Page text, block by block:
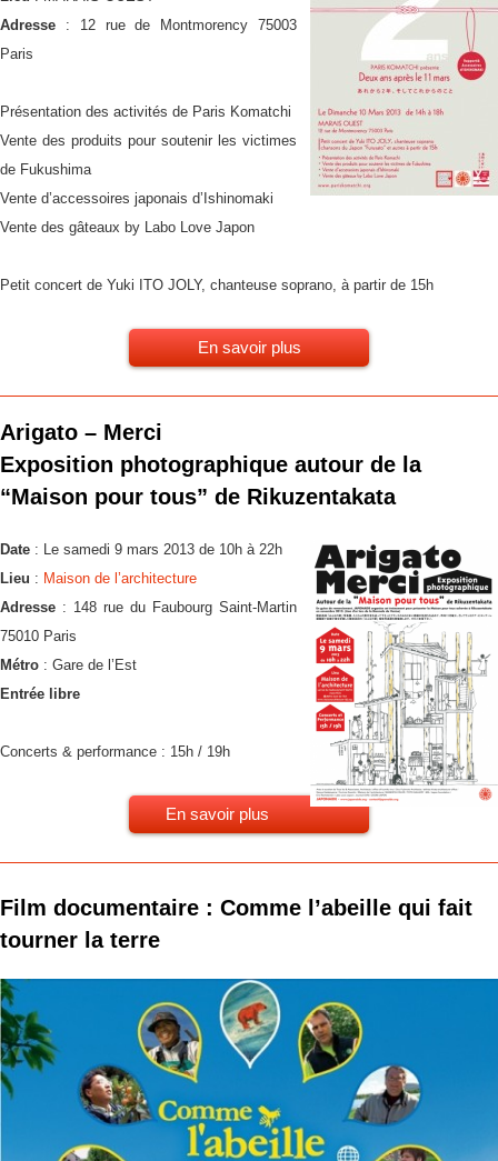
Adresse : 12 rue de Montmorency 75003
Paris
Présentation des activités de Paris Komatchi
Vente des produits pour soutenir les victimes
de Fukushima
Vente d’accessoires japonais d’Ishinomaki
Vente des gâteaux by Labo Love Japon
Petit concert de Yuki ITO JOLY, chanteuse soprano, à partir de 15h
En savoir plus
Arigato – Merci
Exposition photographique autour de la
“Maison pour tous” de Rikuzentakata
Date : Le samedi 9 mars 2013 de 10h à 22h
Lieu : Maison de l’architecture
Adresse : 148 rue du Faubourg Saint-Martin
75010 Paris
Métro : Gare de l’Est
Entrée libre
Concerts & performance : 15h / 19h
En savoir plus
Film documentaire : Comme l’abeille qui fait
tourner la terre